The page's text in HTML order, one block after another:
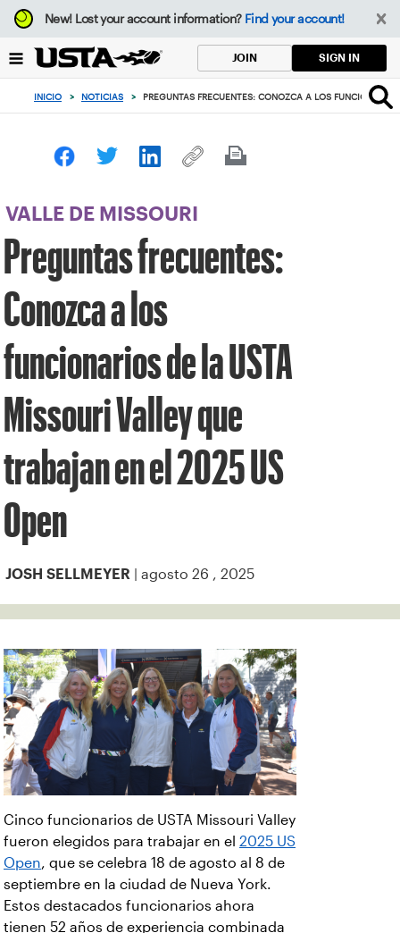
Enfoque
desde
botón
volver
principio
New!Lost your account information? Find your account!
JOIN SIGN IN
INICIO > NOTICIAS > PREGUNTAS FRECUENTES: CONOZCA A LOS
VALLE DE MISSOURI
Preguntas frecuentes:
Conozca a los
funcionarios de la USTA
Missouri Valley que
trabajan en el 2025 US
Open
JOSH SELLMEYER | agosto 26 , 2025
Cinco funcionarios de USTA Missouri Valley
fueron elegidos para trabajar en el 2025 US
Open, que se celebra 18 de agosto al 8 de
septiembre en la ciudad de Nueva York.
Estos destacados funcionarios ahora
tienen 52 años de experiencia combinada